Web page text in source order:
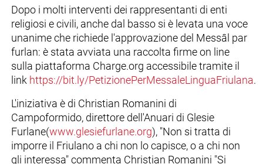
Dopo i molti interventi dei rappresentanti di enti
religiosi e civili, anche dal basso si è levata una voce
unanime che richiede l'approvazione del Messâl par
furlan: è stata avviata una raccolta firme on line
sulla piattaforma Charge.org accessibile tramite il
link https://bit.ly/PetizionePerMessaleLinguaFriulana.
L'iniziativa è di Christian Romanini di
Campoformido, direttore dell'Anuari di Glesie
Furlane(www.glesiefurlane.org), "Non si tratta di
imporre il Friulano a chi non lo capisce, o a chi non
gli interessa" commenta Christian Romanini "Si